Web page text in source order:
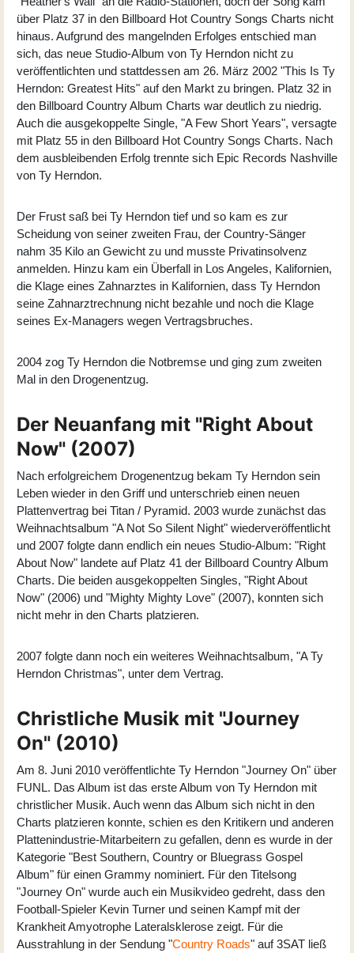
über Platz 37 in den Billboard Hot Country Songs Charts nicht
hinaus. Aufgrund des mangelnden Erfolges entschied man
sich, das neue Studio-Album von Ty Herndon nicht zu
veröffentlichten und stattdessen am 26. März 2002 "This Is Ty
Herndon: Greatest Hits" auf den Markt zu bringen. Platz 32 in
den Billboard Country Album Charts war deutlich zu niedrig.
Auch die ausgekoppelte Single, "A Few Short Years", versagte
mit Platz 55 in den Billboard Hot Country Songs Charts. Nach
dem ausbleibenden Erfolg trennte sich Epic Records Nashville
von Ty Herndon.
Der Frust saß bei Ty Herndon tief und so kam es zur
Scheidung von seiner zweiten Frau, der Country-Sänger
nahm 35 Kilo an Gewicht zu und musste Privatinsolvenz
anmelden. Hinzu kam ein Überfall in Los Angeles, Kalifornien,
die Klage eines Zahnarztes in Kalifornien, dass Ty Herndon
seine Zahnarztrechnung nicht bezahle und noch die Klage
seines Ex-Managers wegen Vertragsbruches.
2004 zog Ty Herndon die Notbremse und ging zum zweiten
Mal in den Drogenentzug.
Der Neuanfang mit "Right About
Now" (2007)
Nach erfolgreichem Drogenentzug bekam Ty Herndon sein
Leben wieder in den Griff und unterschrieb einen neuen
Plattenvertrag bei Titan / Pyramid. 2003 wurde zunächst das
Weihnachtsalbum "A Not So Silent Night" wiederveröffentlicht
und 2007 folgte dann endlich ein neues Studio-Album: "Right
About Now" landete auf Platz 41 der Billboard Country Album
Charts. Die beiden ausgekoppelten Singles, "Right About
Now" (2006) und "Mighty Mighty Love" (2007), konnten sich
nicht mehr in den Charts platzieren.
2007 folgte dann noch ein weiteres Weihnachtsalbum, "A Ty
Herndon Christmas", unter dem Vertrag.
Christliche Musik mit "Journey
On" (2010)
Am 8. Juni 2010 veröffentlichte Ty Herndon "Journey On" über
FUNL. Das Album ist das erste Album von Ty Herndon mit
christlicher Musik. Auch wenn das Album sich nicht in den
Charts platzieren konnte, schien es den Kritikern und anderen
Plattenindustrie-Mitarbeitern zu gefallen, denn es wurde in der
Kategorie "Best Southern, Country or Bluegrass Gospel
Album" für einen Grammy nominiert. Für den Titelsong
"Journey On" wurde auch ein Musikvideo gedreht, dass den
Football-Spieler Kevin Turner und seinen Kampf mit der
Krankheit Amyotrophe Lateralsklerose zeigt. Für die
Ausstrahlung in der Sendung "Country Roads" auf 3SAT ließ